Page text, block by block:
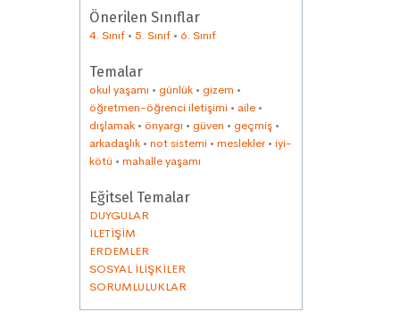
Önerilen Sınıflar
4. Sınıf • 5. Sınıf • 6. Sınıf
Temalar
okul yaşamı • günlük • gizem •
öğretmen-öğrenci iletişimi • aile •
dışlamak • önyargı • güven • geçmiş •
arkadaşlık • not sistemi • meslekler • iyi-
kötü • mahalle yaşamı
Eğitsel Temalar
DUYGULAR
İLETİŞİM
ERDEMLER
SOSYAL İLİŞKİLER
SORUMLULUKLAR